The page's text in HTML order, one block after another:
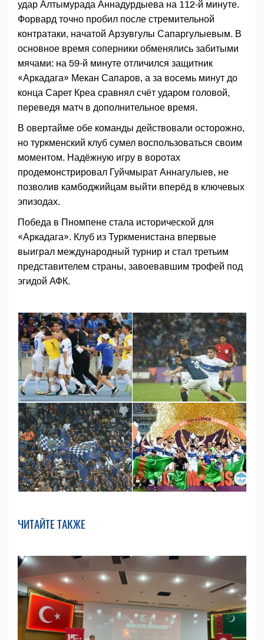
удар Алтымурада Аннадурдыева на 112-й минуте.
Форвард точно пробил после стремительной
контратаки, начатой Арзувгулы Сапаргулыевым. В
основное время соперники обменялись забитыми
мячами: на 59-й минуте отличился защитник
«Аркадага» Мекан Сапаров, а за восемь минут до
конца Сарет Креа сравнял счёт ударом головой,
переведя матч в дополнительное время.
В овертайме обе команды действовали осторожно,
но туркменский клуб сумел воспользоваться своим
моментом. Надёжную игру в воротах
продемонстрировал Гуйчмырат Аннагулыев, не
позволив камбоджийцам выйти вперёд в ключевых
эпизодах.
Победа в Пномпене стала исторической для
«Аркадага». Клуб из Туркменистана впервые
выиграл международный турнир и стал третьим
представителем страны, завоевавшим трофей под
эгидой АФК.
ЧИТАЙТЕ ТАКЖЕ